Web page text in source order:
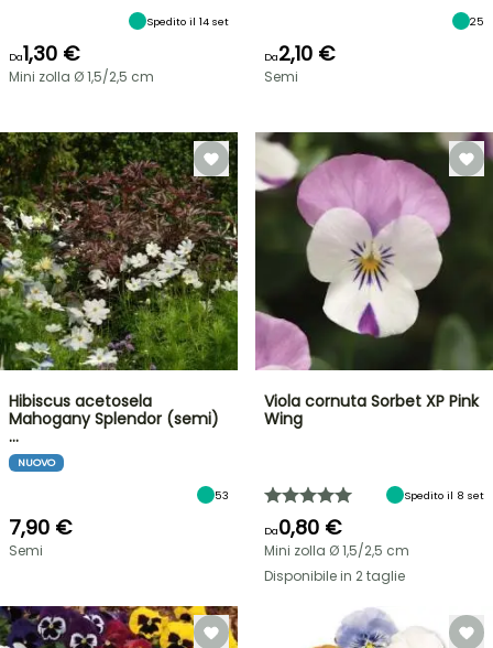
Spedito il 14 set
Da1,30 €
Mini zolla Ø 1,5/2,5 cm
25
Da2,10 €
Semi
Hibiscus acetosela
Mahogany Splendor (semi)
…
NUOVO
53
7,90 €
Semi
Viola cornuta Sorbet XP Pink
Wing
Spedito il 8 set
Da0,80 €
Mini zolla Ø 1,5/2,5 cm
Disponibile in 2 taglie